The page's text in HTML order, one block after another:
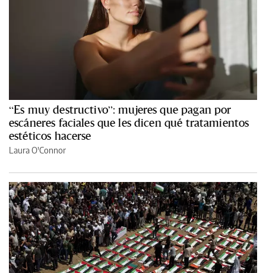
“Es muy destructivo”: mujeres que pagan por
escáneres faciales que les dicen qué tratamientos
estéticos hacerse
Laura O'Connor